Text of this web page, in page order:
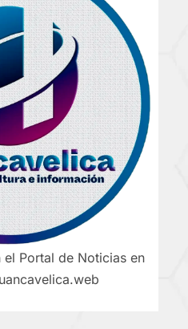
Portal de Noticias en